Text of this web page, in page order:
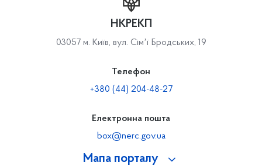
Мапа порталу
НКРЕКП
03057 м. Київ, вул. Сімʼї Бродських, 19
Телефон
+380 (44) 204-48-27
Електронна пошта
box@nerc.gov.ua